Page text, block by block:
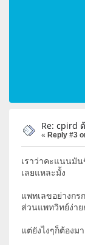
Re: cpird
« Reply #3
เราว่าคะแนนมั
เลยแหละมั้ง
แพทเลขอย่างก
ส่วนแพทวิทย์ง่า
แต่ยังไงๆก็ต้องม